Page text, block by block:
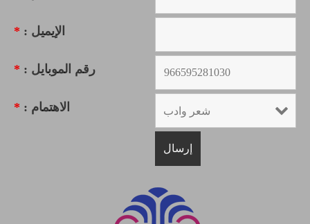
الإيميل : *
رقم الموبايل : *
الاهتمام : *